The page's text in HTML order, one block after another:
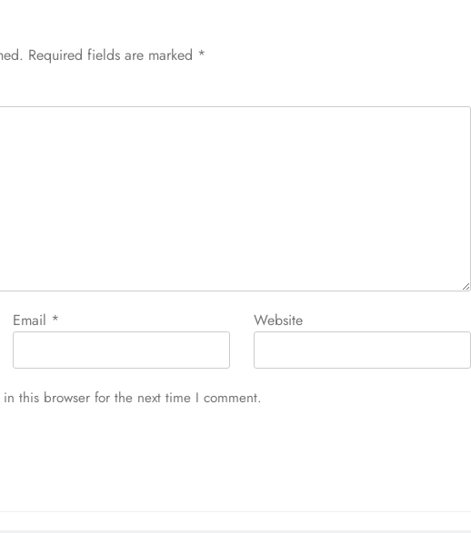
Required fields are marked *
Email * Website
this browser for the next time I comment.